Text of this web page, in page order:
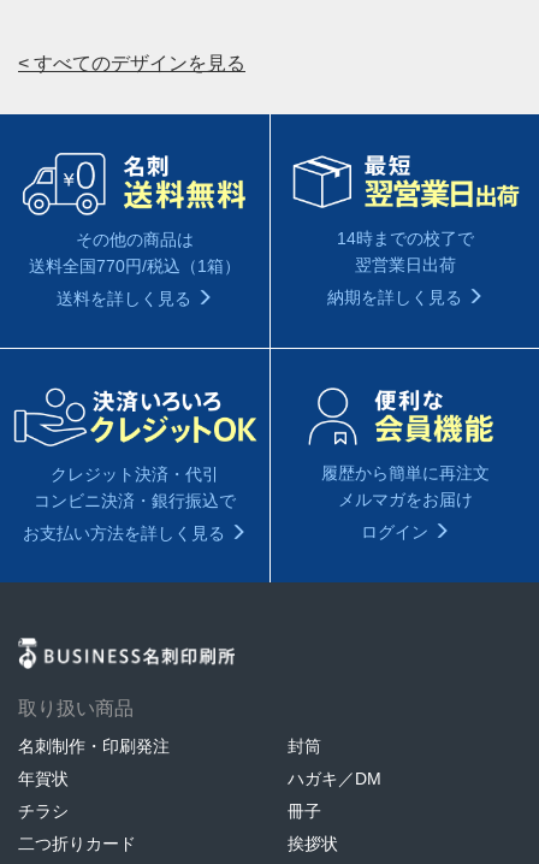
< すべてのデザインを見る
その他の商品は
送料全国770円/税込（1箱）
送料を詳しく見る
14時までの校了で
翌営業日出荷
納期を詳しく見る
クレジット決済・代引
コンビニ決済・銀行振込で
お支払い方法を詳しく見る
履歴から簡単に再注文
メルマガをお届け
ログイン
取り扱い商品
名刺制作・印刷発注
封筒
年賀状
ハガキ／DM
チラシ
冊子
二つ折りカード
挨拶状